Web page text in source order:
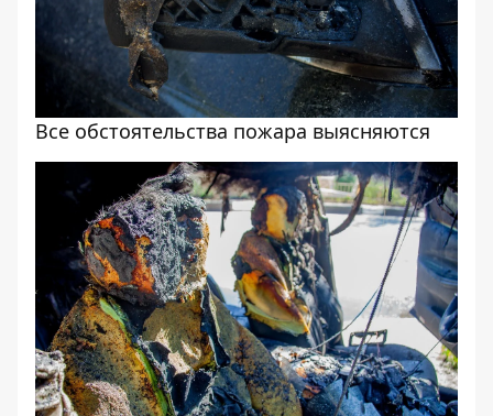
Все обстоятельства пожара выясняются